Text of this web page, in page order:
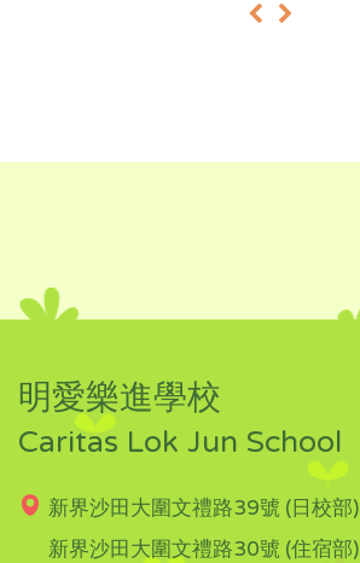
« »
明愛樂進學校
Caritas Lok Jun School
新界沙田大圍文禮路39號 (日校部)
新界沙田大圍文禮路30號 (住宿部)